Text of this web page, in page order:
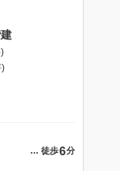
)
… 徒歩6分